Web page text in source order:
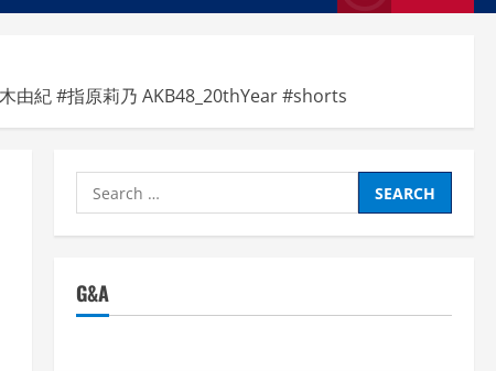
由紀 #指原莉乃 AKB48_20thYear #shorts
Search
for:
G&A